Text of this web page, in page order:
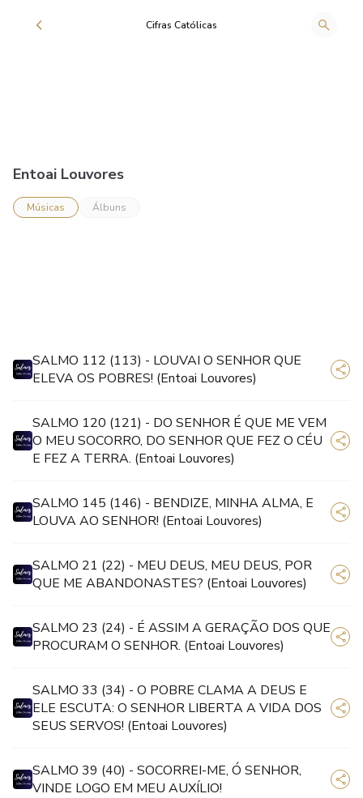
Cifras Católicas
Entoai Louvores
Músicas Álbuns
SALMO 112 (113) - LOUVAI O SENHOR QUE
ELEVA OS POBRES! (Entoai Louvores)
SALMO 120 (121) - DO SENHOR É QUE ME VEM
O MEU SOCORRO, DO SENHOR QUE FEZ O CÉU
E FEZ A TERRA. (Entoai Louvores)
SALMO 145 (146) - BENDIZE, MINHA ALMA, E
LOUVA AO SENHOR! (Entoai Louvores)
SALMO 21 (22) - MEU DEUS, MEU DEUS, POR
QUE ME ABANDONASTES? (Entoai Louvores)
SALMO 23 (24) - É ASSIM A GERAÇÃO DOS QUE
PROCURAM O SENHOR. (Entoai Louvores)
SALMO 33 (34) - O POBRE CLAMA A DEUS E
ELE ESCUTA: O SENHOR LIBERTA A VIDA DOS
SEUS SERVOS! (Entoai Louvores)
SALMO 39 (40) - SOCORREI-ME, Ó SENHOR,
VINDE LOGO EM MEU AUXÍLIO!